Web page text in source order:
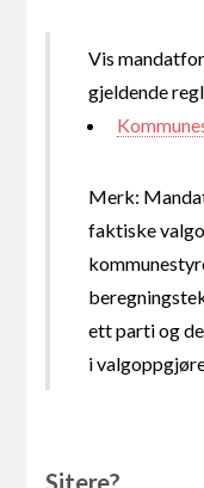
Vis
gjeldende
Merk:
faktiske
ett parti og
i
Sitere?